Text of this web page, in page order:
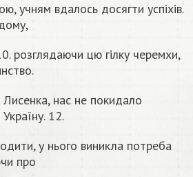
учням вдалось досягти успіхів.
розглядаючи цю гілку черемхи,
нас не покидало
12.
у нього виникла потреба
про